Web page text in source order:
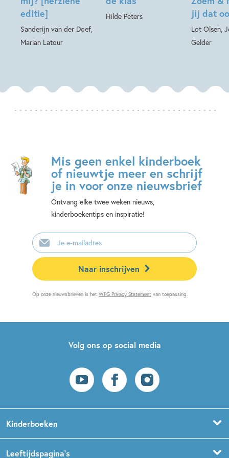
editie]
Sanderijn van der Doef,
Marian Latour
Hilde Peters
jij dat
Lot Olsen,
Gelder
Mis geen enkel kinderboek
of nieuwtje meer en schrijf
je in voor onze nieuwsbrief
Ontvang elke twee weken nieuws,
kinderboekentips en inspiratie!
E-
mailadres
Naar inschrijven
Op onze nieuwsbrieven is hetWPG Privacy Statement van toepassing.
Volg ons op social media
Kinderboeken
Leeftijdspagina’s